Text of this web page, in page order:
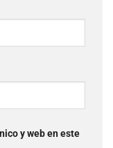
y web en este